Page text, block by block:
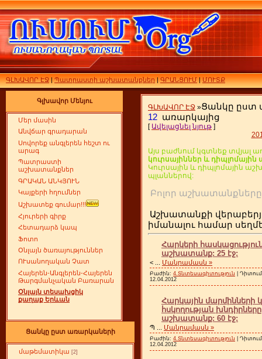
ԳԼԽԱՎՈՐ ԷՋ|Պատրաստի աշխատանքներ|ԳՐԱՆՑՈՒՄ|ՄՈՒՏՔ
Գլխավոր Մենյու
Մեր մասին
Անվճար գրադարան
Սովորեք անգլերեն հեշտ ու
արագ
Պատրաստի
աշխատանքներ
ԳՐԱԿԱՆ ԱՆԿՅՈՒՆ
Կայքերի հղումներ
Աշխատեք գումար!!!
Հյուրերի գիրք
Հետադարձ կապ
Ֆոտո
Օնլայն ծառայություններ
ՈՒսանողական Չատ
Հայերեն-Անգլերեն-Հայերեն
Թարգմանչական Բառարան
Օնլայն տեսախցիկ
քաղաք Երևան
Ցանկը ըստ առարկաների
մաթեմատիկա [2]
ԳԼԽԱՎՈՐ ԷՋ »Ցանկը ըստ
12 առարկայից
[ Ավելացնել նյութ ]
Այս բաժնում կգտնեք տվյալ
կուրսայիններ և
Կուրսային և դիպլոմային
պլաններով:
Բոլոր
Աշխատանքի
իմանալու համար
Հարկերի
աշխատանք: 25 էջ:
< Մանրամասն »
Բաժին: 4.Տնտեսագիտություն |
12.04.2012
Հարկային մարմինների
հսկողության
աշխատանք: 60 էջ:
Պ Մանրամասն »
Բաժին: 4.Տնտեսագիտություն |
12.04.2012